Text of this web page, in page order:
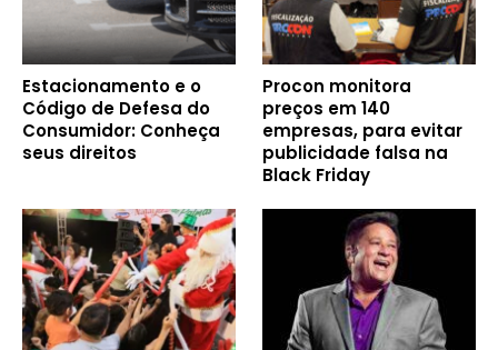
Estacionamento e o
Código de Defesa do
Consumidor: Conheça
seus direitos
Procon monitora
preços em 140
empresas, para evitar
publicidade falsa na
Black Friday